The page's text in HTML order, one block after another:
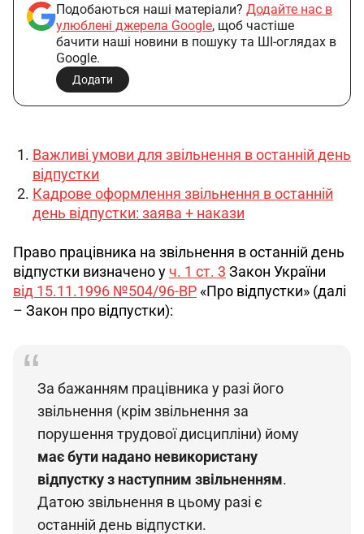
Подобаються наші матеріали? Додайте нас в
улюблені джерела Google, щоб частіше
бачити наші новини в пошуку та ШІ-оглядах в
Google.
Додати
Важливі умови для звільнення в останній день
відпустки
Кадрове оформлення звільнення в останній
день відпустки: заява + накази
Право працівника на звільнення в останній день
відпустки визначено у ч. 1 ст. 3 Закон України
від 15.11.1996 №504/96-ВР «Про відпустки» (далі
– Закон про відпустки):
За бажанням працівника у разі його
звільнення (крім звільнення за
порушення трудової дисципліни) йому
має бути надано невикористану
відпустку з наступним звільненням.
Датою звільнення в цьому разі є
останній день відпустки.